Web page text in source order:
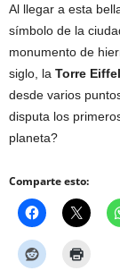
Al llegar a esta
símbolo de la
monumento de
siglo, la Torre Eiffel
desde varios
disputa los
planeta?
Comparte esto: